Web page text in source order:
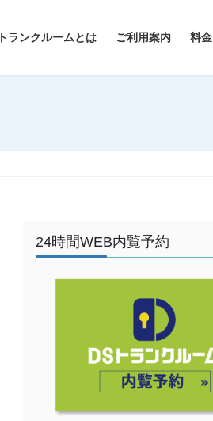
トランクルームとは ご利用案内 料金
24時間WEB内覧予約